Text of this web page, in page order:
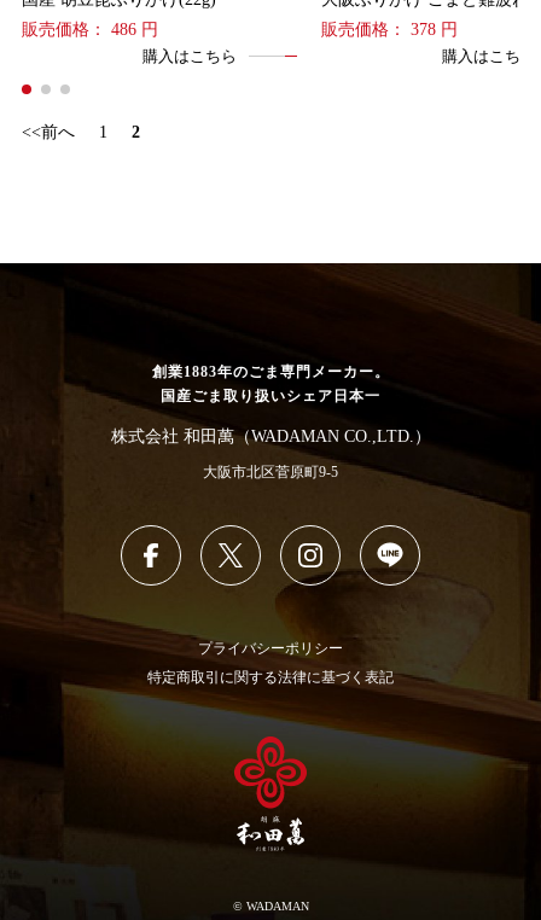
販売価格：
486 円
購入はこちら
販売価格：
378 円
購入はこちら
<<前へ 1 2
創業1883年のごま専門メーカー。
国産ごま取り扱いシェア日本一
株式会社 和田萬（WADAMAN CO.,LTD.）
大阪市北区菅原町9-5
プライバシーポリシー
特定商取引に関する法律に基づく表記
© WADAMAN